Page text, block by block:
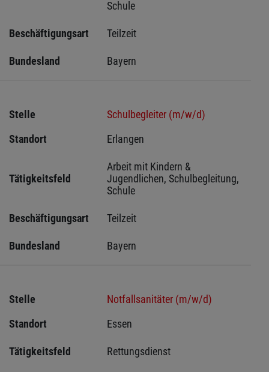
Schule
Beschäftigungsart Teilzeit
Bundesland Bayern
Stelle
Schulbegleiter (m/w/d)
Standort
Erlangen
Tätigkeitsfeld
Arbeit mit Kindern &
Jugendlichen, Schulbegleitung,
Schule
Beschäftigungsart Teilzeit
Bundesland Bayern
Stelle
Notfallsanitäter (m/w/d)
Standort
Essen
Tätigkeitsfeld Rettungsdienst